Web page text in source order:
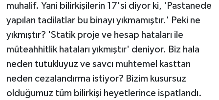
muhalif. Yani bilirkişilerin 17'si diyor ki, 'Pastanede
yapılan tadilatlar bu binayı yıkmamıştır.' Peki ne
yıkmıştır? 'Statik proje ve hesap hataları ile
müteahhitlik hataları yıkmıştır' deniyor. Biz hala
neden tutukluyuz ve savcı muhtemel kasttan
neden cezalandırma istiyor? Bizim kusursuz
olduğumuz tüm bilirkişi heyetlerince ispatlandı.